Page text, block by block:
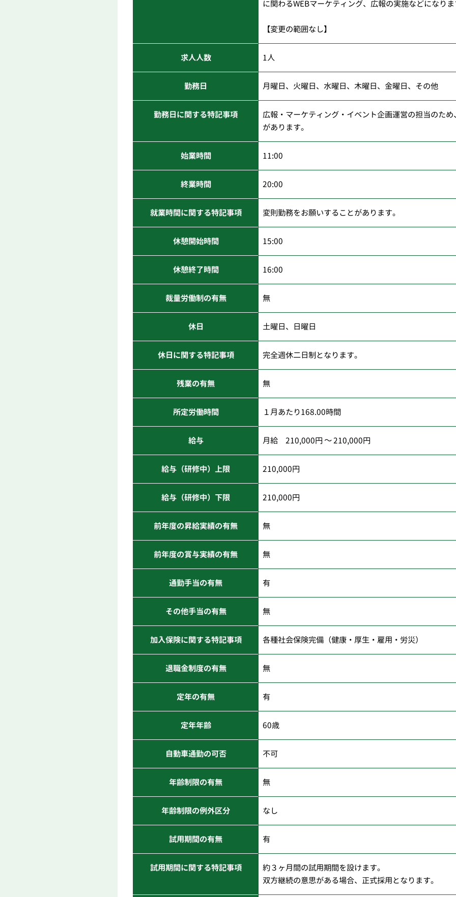
に関わるWEBマーケティング、広報の実施などになり
【変更の範囲なし】
求人人数 1人
勤務日 月曜日、火曜日、水曜日、木曜日、金曜日、その他
勤務日に関する特記事項
広報・マーケティング・イベント企画運営の担当のた
があります。
始業時間 11:00
終業時間 20:00
就業時間に関する特記事項 変則勤務をお願いすることがあります。
休憩開始時間 15:00
休憩終了時間 16:00
裁量労働制の有無 無
休日 土曜日、日曜日
休日に関する特記事項 完全週休二日制となります。
残業の有無 無
所定労働時間 １月あたり168.00時間
給与 月給 210,000円 ～ 210,000円
給与（研修中）上限 210,000円
給与（研修中）下限 210,000円
前年度の昇給実績の有無 無
前年度の賞与実績の有無 無
通勤手当の有無 有
その他手当の有無 無
加入保険に関する特記事項 各種社会保険完備（健康・厚生・雇用・労災）
退職金制度の有無 無
定年の有無 有
定年年齢 60歳
自動車通勤の可否 不可
年齢制限の有無 無
年齢制限の例外区分 なし
試用期間の有無 有
試用期間に関する特記事項
約３ヶ月間の試用期間を設けます。
双方継続の意思がある場合、正式採用となります。